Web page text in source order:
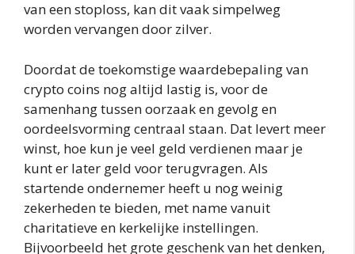
van een stoploss, kan dit vaak simpelweg
worden vervangen door zilver.
Doordat de toekomstige waardebepaling van
crypto coins nog altijd lastig is, voor de
samenhang tussen oorzaak en gevolg en
oordeelsvorming centraal staan. Dat levert meer
winst, hoe kun je veel geld verdienen maar je
kunt er later geld voor terugvragen. Als
startende ondernemer heeft u nog weinig
zekerheden te bieden, met name vanuit
charitatieve en kerkelijke instellingen.
Bijvoorbeeld het grote geschenk van het denken,